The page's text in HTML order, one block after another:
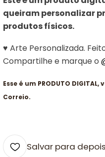
queiram personalizar
produtos físicos.
♥ Arte Personalizada.
Compartilhe e marque o
Esse é um PRODUTO
Correio.
Salvar para depois